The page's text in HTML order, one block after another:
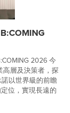
2026 今
高層及決策者，探
以世界級的前瞻
位，實現長遠的